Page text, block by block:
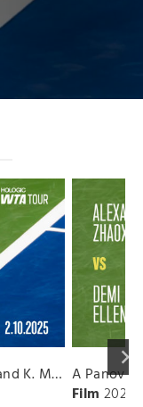
keyboard_arrow_right
A. Krunic and A. Danilina vs. P. Hon and K. Muchova Match Highlights - BEIJING_Capital Group Diamond ( October 02, 2025)
Film 2026